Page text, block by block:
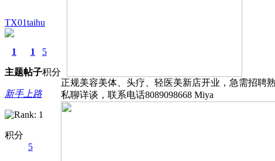
TX01taihu
1
主题
1
帖子
5
积分
新手上路
积分
5
正规美容美体、头疗、轻医美新店开业，急需招聘
私聊详谈，联系电话8089098668 Miya